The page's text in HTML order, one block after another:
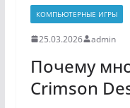
КОМПЬЮТЕРНЫЕ ИГРЫ
25.03.2026 admin
Почему
Crimson